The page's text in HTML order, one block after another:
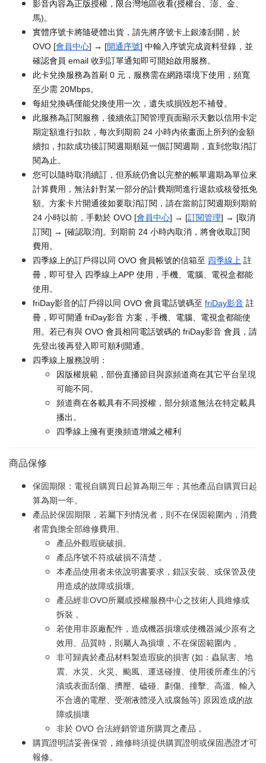
影音內容為正版授權，限台灣地區收看(授權台、澎、金、
馬)。
實體序號卡將隨硬體出貨，請先將序號卡上銀漆刮開，於
OVO [會員中心] → [開通序號] 中輸入序號完成資料登錄，並
確認會員 email 收到訂單通知即可開始啟用服務。
此卡兌換服務為首刷 0 元，服務需在網路環境下使用，頻寬
至少需 20Mbps。
每組兌換碼僅能兌換使用一次，遺失或損毀恕不補發。
此服務為訂閱服務，後續依訂閱管理頁面顯示天數以信用卡定
期定額進行扣款，每次到期前 24 小時內依畫面上所列的金額
續扣，扣款成功後訂閱週期順延一個訂閱週期，直到您取消訂
閱為止。
您可以隨時取消續訂，但系統仍會以完整的帳單週期為單位來
計算費用，無法針對某一部分的計費期間進行退款或核發抵免
額。方案卡片開通後如要取消訂閱，請在當前訂閱週期到期前
24 小時以前，手動於 OVO [會員中心] → [訂閱管理] → [取消
訂閱] → [確認取消]。到期前 24 小時內取消，將會收取訂閱
費用。
四季線上的訂戶得以同 OVO 會員帳號的信箱至 四季線上 註
冊，即可登入 四季線上APP 使用，手機、電腦、電視盒都能
使用。
friDay影音的訂戶得以同 OVO 會員電話號碼至 friDay影音 註
冊，即可開通 friDay影音 方案，手機、電腦、電視盒都能使
用。若已有與 OVO 會員相同電話號碼的 friDay影音 會員，請
先登出後再登入即可順利開通。
四季線上服務說明：
因版權規範，部份直播節目與原頻道商在其它平台呈現
可能不同。
頻道商在各載具有不同授權，部分頻道無法在特定載具
播出。
四季線上擁有更換頻道增減之權利
商品保修
保固期限：電視自購買日起算為期三年；其他產品自購買日起
算為期一年。
產品於保固期限，若屬下列情況者，則不在保固範圍內，消費
者需負擔全部維修費用。
產品外觀瑕疵破損。
產品序號不符或破損不清楚 。
本產品使用者未依說明書要求，錯誤安裝、或保管及使
用造成的故障或損壞。
產品經非OVO所屬或授權服務中心之技術人員維修或
拆裝 。
若使用非原廠配件，造成機器損壞或使機器減少原有之
效用、品質時，則屬人為損壞，不在保固範圍內 。
非可歸責於產品材料製造瑕疵的損害 (如：蟲鼠害、地
震、水災、火災、颱風、運送碰撞、使用後所產生的污
漬或表面刮傷、擠壓、磕碰、劃傷、撞擊、高溫、輸入
不合適的電壓、受潮液體浸入或腐蝕等) 原因造成的故
障或損壞
非於 OVO 合法經銷管道所購買之產品 。
購買證明請妥善保管，維修時須提供購買證明或保固憑證才可
報修。